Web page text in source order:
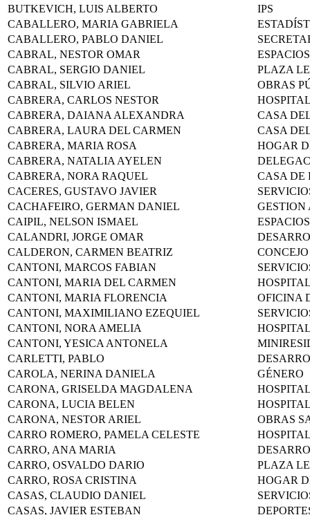
BUTKEVICH, LUIS ALBERTO
IPS
CABALLERO, MARIA GABRIELA
CABALLERO, PABLO DANIEL
CABRAL, NESTOR OMAR
CABRAL, SERGIO DANIEL
PLAZA
CABRAL, SILVIO ARIEL
OBRAS
CABRERA, CARLOS NESTOR
CABRERA, DAIANA ALEXANDRA
CASA
CABRERA, LAURA DEL CARMEN
CASA
CABRERA, MARIA ROSA
HOGAR
CABRERA, NATALIA AYELEN
CABRERA, NORA RAQUEL
CASA DE
CACERES, GUSTAVO JAVIER
CACHAFEIRO, GERMAN DANIEL
CAIPIL, NELSON ISMAEL
CALANDRI, JORGE OMAR
CALDERON, CARMEN BEATRIZ
CANTONI, MARCOS FABIAN
CANTONI, MARIA DEL CARMEN
CANTONI, MARIA FLORENCIA
OFICINA
CANTONI, MAXIMILIANO EZEQUIEL
CANTONI, NORA AMELIA
CANTONI, YESICA ANTONELA
CARLETTI, PABLO
CAROLA, NERINA DANIELA
GÉNERO
CARONA, GRISELDA MAGDALENA
CARONA, LUCIA BELEN
CARONA, NESTOR ARIEL
OBRAS
CARRO ROMERO, PAMELA CELESTE
CARRO, ANA MARIA
CARRO, OSVALDO DARIO
PLAZA
CARRO, ROSA CRISTINA
HOGAR
CASAS, CLAUDIO DANIEL
CASAS, JAVIER ESTEBAN